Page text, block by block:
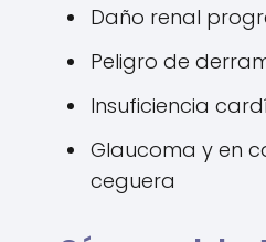
Daño renal
Peligro de
Insuficiencia
Glaucoma y en
ceguera